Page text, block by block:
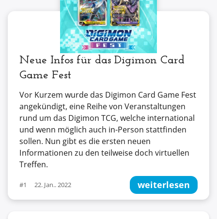
Neue Infos für das Digimon Card
Game Fest
Vor Kurzem wurde das Digimon Card Game Fest
angekündigt, eine Reihe von Veranstaltungen
rund um das Digimon TCG, welche international
und wenn möglich auch in-Person stattfinden
sollen. Nun gibt es die ersten neuen
Informationen zu den teilweise doch virtuellen
Treffen.
#1 22. Jan.. 2022 weiterlesen